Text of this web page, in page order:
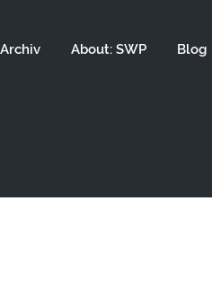
Archiv About: SWP Blog